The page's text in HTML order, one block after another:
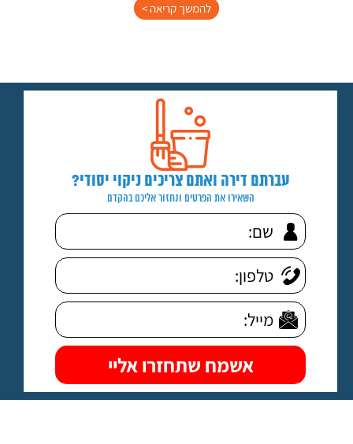
להמשך קריאה >
עברתם דירה ואתם צריכים ניקוי יסודי?
השאירו את הפרטים ונחזור אליכם בהקדם